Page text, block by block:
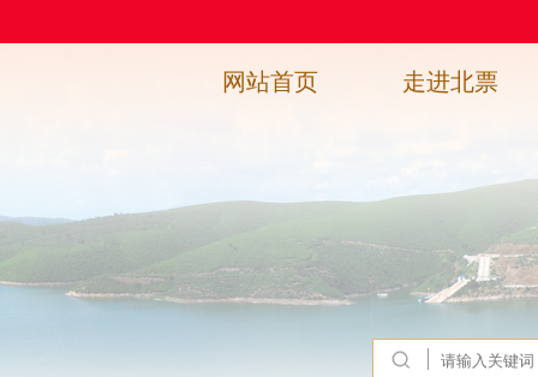
网站首页 走进北票